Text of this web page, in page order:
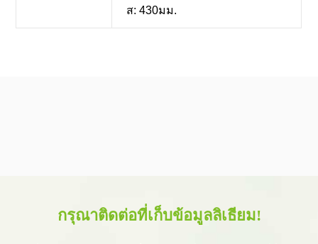
ส: 430มม.
กรุณาติดต่อที่เก็บข้อมูลลิเธียม!